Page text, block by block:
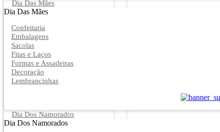
Dia Das Mães
Dia Das Mães
Confeitaria
Embalagens
Sacolas
Fitas e Laços
Formas e Assadeiras
Decoração
Lembrancinhas
Dia Dos Namorados
Dia Dos Namorados